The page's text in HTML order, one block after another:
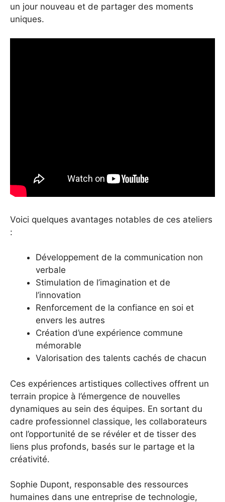
un jour nouveau et de partager des moments
uniques.
Voici quelques avantages notables de ces ateliers
:
Développement de la communication non
verbale
Stimulation de l’imagination et de
l’innovation
Renforcement de la confiance en soi et
envers les autres
Création d’une expérience commune
mémorable
Valorisation des talents cachés de chacun
Ces expériences artistiques collectives offrent un
terrain propice à l’émergence de nouvelles
dynamiques au sein des équipes. En sortant du
cadre professionnel classique, les collaborateurs
ont l’opportunité de se révéler et de tisser des
liens plus profonds, basés sur le partage et la
créativité.
Sophie Dupont, responsable des ressources
humaines dans une entreprise de technologie,